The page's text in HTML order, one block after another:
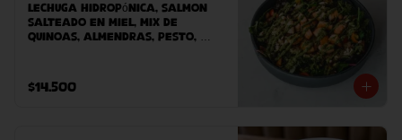
Lechuga hidropónica, salmon
salteado en miel, mix de
quinoas, almendras, pesto,
$14.500